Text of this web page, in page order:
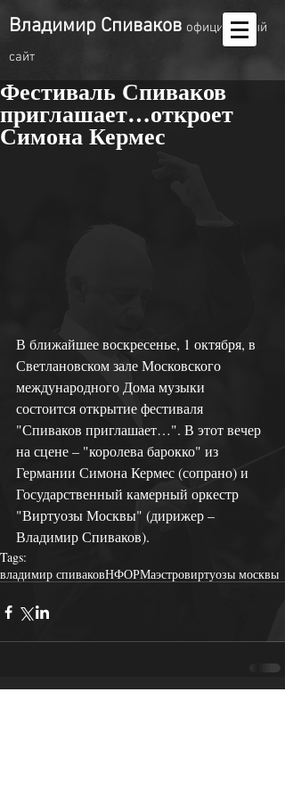
Владимир Спиваков oфициальный
сайт
Фестиваль Спиваков
приглашает…откроет
Симона Кермес
В ближайшее воскресенье, 1 октября, в
Светлановском зале Московского
международного Дома музыки
состоится открытие фестиваля
"Спиваков приглашает…". В этот вечер
на сцене – "королева барокко" из
Германии Симона Кермес (сопрано) и
Государственный камерный оркестр
"Виртуозы Москвы" (дирижер –
Владимир Спиваков).
Tags:
владимир спиваковНФОРМаэстровиртуозы москвы